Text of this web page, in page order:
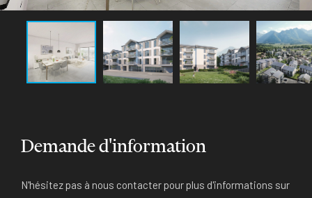
Demande d'information
N'hésitez pas à nous contacter pour plus d'informations sur